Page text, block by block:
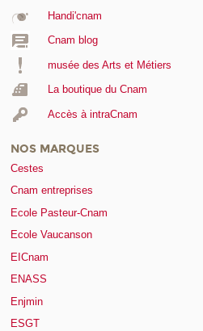
Handi'cnam
Cnam blog
musée des Arts et Métiers
La boutique du Cnam
Accès à intraCnam
NOS MARQUES
Cestes
Cnam entreprises
Ecole Pasteur-Cnam
Ecole Vaucanson
EICnam
ENASS
Enjmin
ESGT